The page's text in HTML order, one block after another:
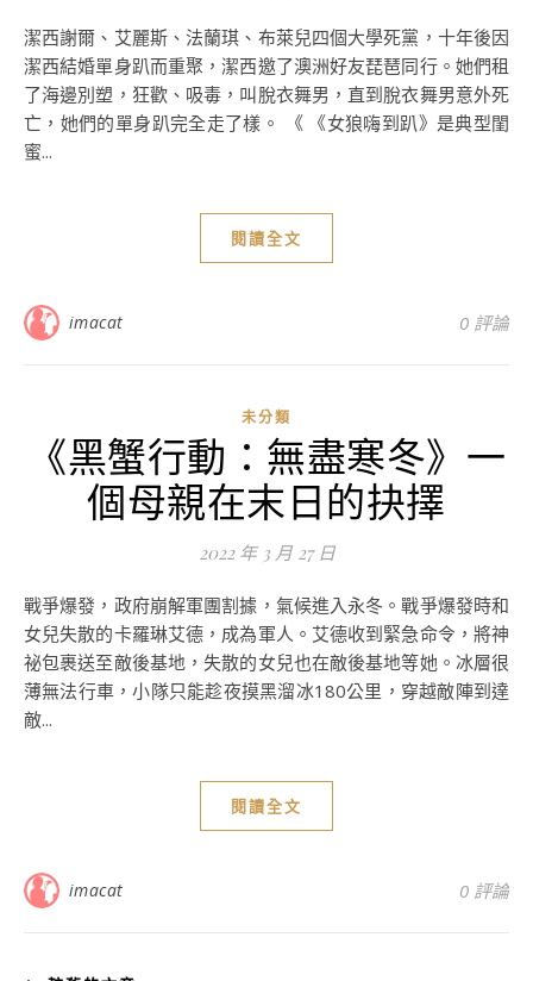
潔西謝爾、艾麗斯、法蘭琪、布萊兒四個大學死黨，十年後因
潔西結婚單身趴而重聚，潔西邀了澳洲好友琵琶同行。她們租
了海邊別塑，狂歡、吸毒，叫脫衣舞男，直到脫衣舞男意外死
亡，她們的單身趴完全走了樣。 《 《女狼嗨到趴》是典型閨
蜜...
閱讀全文
imacat 0 評論
未分類
《黑蟹行動：無盡寒冬》一
個母親在末日的抉擇
2022 年 3 月 27 日
戰爭爆發，政府崩解軍團割據，氣候進入永冬。戰爭爆發時和
女兒失散的卡羅琳艾德，成為軍人。艾德收到緊急命令，將神
祕包裹送至敵後基地，失散的女兒也在敵後基地等她。冰層很
薄無法行車，小隊只能趁夜摸黑溜冰180公里，穿越敵陣到達
敵...
閱讀全文
imacat 0 評論